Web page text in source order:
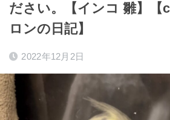
ださい。【インコ 雛】【
ロンの日記】
2022年12月2日